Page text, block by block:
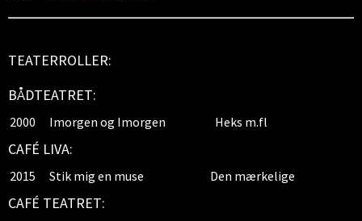
TEATERROLLER:
BÅDTEATRET:
2000 Imorgen og Imorgen Heks m.fl
CAFÉ LIVA:
2015 Stik mig en muse Den mærkelige
CAFÉ TEATRET: